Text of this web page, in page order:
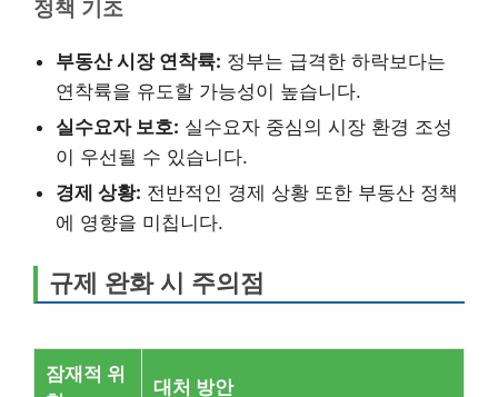
정책 기조
부동산 시장 연착륙: 정부는 급격한 하락보다는
연착륙을 유도할 가능성이 높습니다.
실수요자 보호: 실수요자 중심의 시장 환경 조성
이 우선될 수 있습니다.
경제 상황: 전반적인 경제 상황 또한 부동산 정책
에 영향을 미칩니다.
규제 완화 시 주의점
잠재적 위
대처 방안